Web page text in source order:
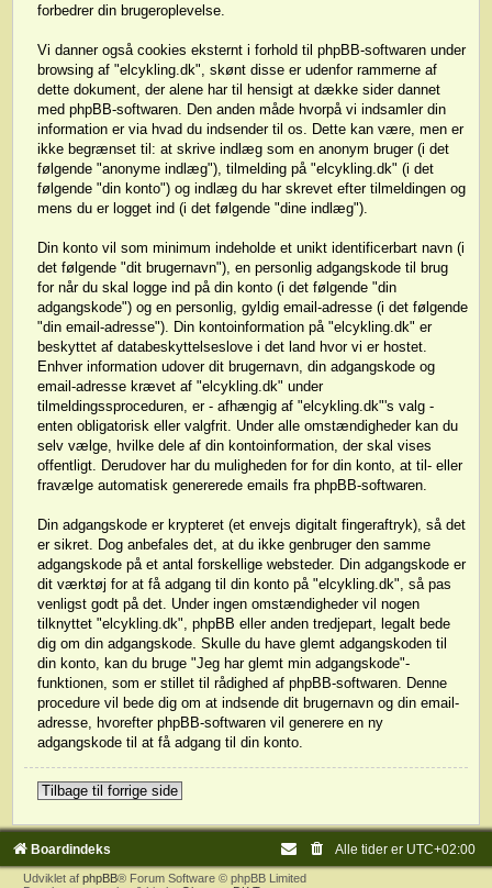
forbedrer din brugeroplevelse.
Vi danner også cookies eksternt i forhold til phpBB-softwaren under
browsing af "elcykling.dk", skønt disse er udenfor rammerne af
dette dokument, der alene har til hensigt at dække sider dannet
med phpBB-softwaren. Den anden måde hvorpå vi indsamler din
information er via hvad du indsender til os. Dette kan være, men er
ikke begrænset til: at skrive indlæg som en anonym bruger (i det
følgende "anonyme indlæg"), tilmelding på "elcykling.dk" (i det
følgende "din konto") og indlæg du har skrevet efter tilmeldingen og
mens du er logget ind (i det følgende "dine indlæg").
Din konto vil som minimum indeholde et unikt identificerbart navn (i
det følgende "dit brugernavn"), en personlig adgangskode til brug
for når du skal logge ind på din konto (i det følgende "din
adgangskode") og en personlig, gyldig email-adresse (i det følgende
"din email-adresse"). Din kontoinformation på "elcykling.dk" er
beskyttet af databeskyttelseslove i det land hvor vi er hostet.
Enhver information udover dit brugernavn, din adgangskode og
email-adresse krævet af "elcykling.dk" under
tilmeldingssproceduren, er - afhængig af "elcykling.dk"'s valg -
enten obligatorisk eller valgfrit. Under alle omstændigheder kan du
selv vælge, hvilke dele af din kontoinformation, der skal vises
offentligt. Derudover har du muligheden for for din konto, at til- eller
fravælge automatisk genererede emails fra phpBB-softwaren.
Din adgangskode er krypteret (et envejs digitalt fingeraftryk), så det
er sikret. Dog anbefales det, at du ikke genbruger den samme
adgangskode på et antal forskellige websteder. Din adgangskode er
dit værktøj for at få adgang til din konto på "elcykling.dk", så pas
venligst godt på det. Under ingen omstændigheder vil nogen
tilknyttet "elcykling.dk", phpBB eller anden tredjepart, legalt bede
dig om din adgangskode. Skulle du have glemt adgangskoden til
din konto, kan du bruge "Jeg har glemt min adgangskode"-
funktionen, som er stillet til rådighed af phpBB-softwaren. Denne
procedure vil bede dig om at indsende dit brugernavn og din email-
adresse, hvorefter phpBB-softwaren vil generere en ny
adgangskode til at få adgang til din konto.
Tilbage til forrige side
Boardindeks Alle tider er UTC+02:00
Udviklet af phpBB® Forum Software © phpBB Limited